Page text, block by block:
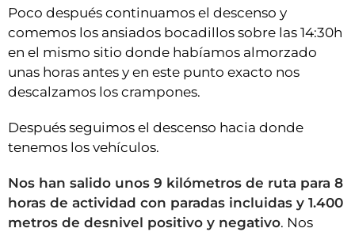
Poco después continuamos el descenso y
comemos los ansiados bocadillos sobre las 14:30h
en el mismo sitio donde habíamos almorzado
unas horas antes y en este punto exacto nos
descalzamos los crampones.
Después seguimos el descenso hacia donde
tenemos los vehículos.
Nos han salido unos 9 kilómetros de ruta para 8
horas de actividad con paradas incluidas y 1.400
metros de desnivel positivo y negativo. Nos